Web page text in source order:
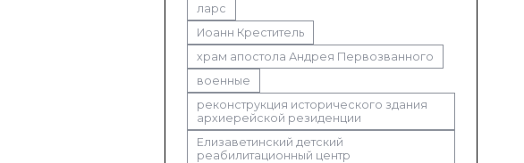
ларс
Иоанн Креститель
храм апостола Андрея Первозванного
военные
реконструкция исторического здания
архиерейской резиденции
Елизаветинский детский
реабилитационный центр